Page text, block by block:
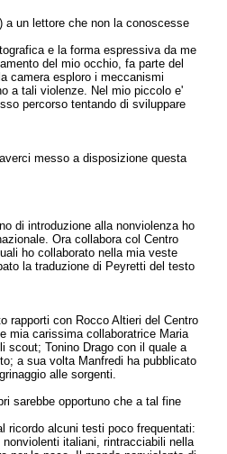
a un lettore che non la conoscesse
e la forma espressiva da me
del mio occhio, fa parte del
camera esploro i meccanismi
a tali violenze. Nel mio piccolo e'
percorso tentando di sviluppare
messo a disposizione questa
di introduzione alla nonviolenza ho
Ora collabora col Centro
ho collaborato nella mia veste
la traduzione di Peyretti del testo
rapporti con Rocco Altieri del Centro
mia carissima collaboratrice Maria
scout; Tonino Drago con il quale a
a sua volta Manfredi ha pubblicato
alle sorgenti.
sarebbe opportuno che a tal fine
ricordo alcuni testi poco frequentati:
italiani, rintracciabili nella